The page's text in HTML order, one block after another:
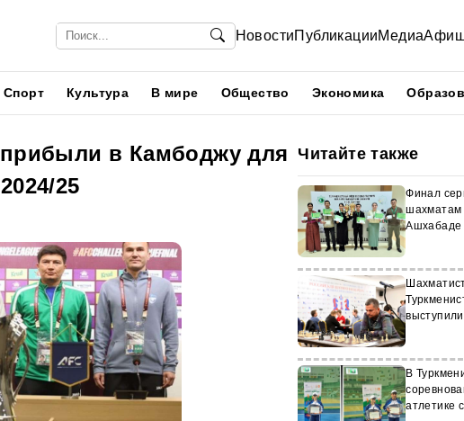
НовостиПубликацииМедиа
Спорт Культура В мире Общество Экономика
в Камбоджу для
25
Читайте также
Финал
шахматам
Ашхабаде
В
атлетике